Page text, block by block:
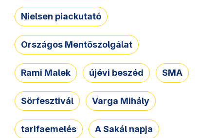
Nielsen piackutató
Országos Mentőszolgálat
Rami Malek újévi beszéd SMA
Sörfesztivál Varga Mihály
tarifaemelés A Sakál napja